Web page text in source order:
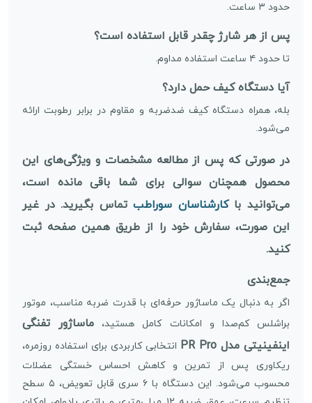
حدود ۳ ساعت.
پس از هر شارژ چقدر قابل استفاده است؟
تا حدود ۴ ساعت استفاده مداوم.
آیا دستگاه کیف حمل دارد؟
بله، همراه دستگاه کیف ضدضربه و مقاوم در برابر رطوبت ارائه
می‌شود.
در صورتی که پس از مطالعه مشخصات و ویژگی‌های این
محصول همچنان سوالی برای شما باقی مانده است،
می‌توانید باکارشناسان سوراطبتماس بگیرید. در غیر
این صورت، سفارش خود را از طریق همین صفحه ثبت
کنید.
جمع‌بندی
اگر به دنبال یک ماساژور حرفه‌ای با قدرت ضربه مناسب، موتور
براشلس کم‌صدا و امکانات کامل هستید، ماساژور تفنگی
اینفینیتی مدل PR Pro
انتخابی کاربردی برای استفاده روزمره،
ریکاوری پس از تمرین و کاهش احساس خستگی عضلات
محسوب می‌شود. این دستگاه با ۶ سری قابل تعویض، ۵ سطح